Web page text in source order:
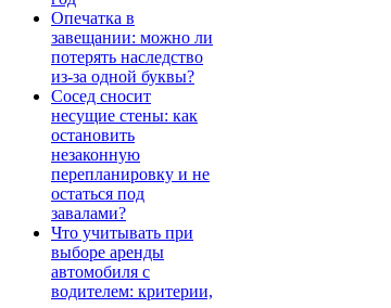
Опечатка в
завещании: можно ли
потерять наследство
из-за одной буквы?
Сосед сносит
несущие стены: как
остановить
незаконную
перепланировку и не
остаться под
завалами?
Что учитывать при
выборе аренды
автомобиля с
водителем: критерии,